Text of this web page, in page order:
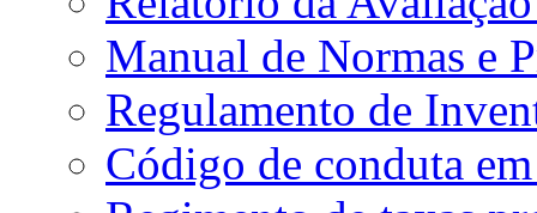
Manual de Normas e
Regulamento de
Código de conduta